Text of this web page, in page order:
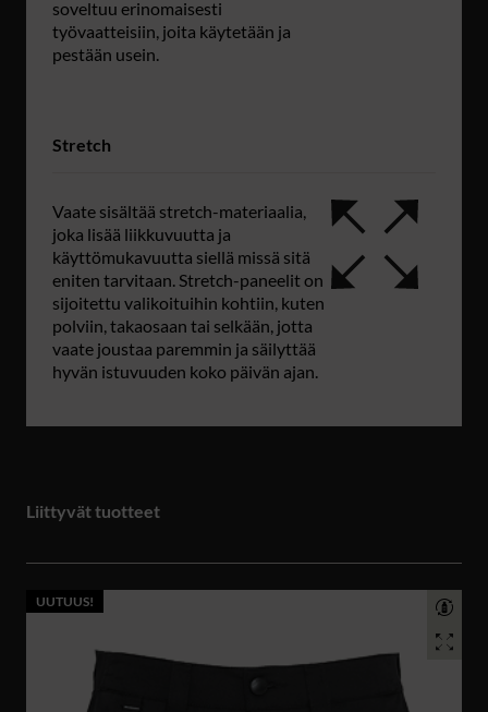
soveltuu erinomaisesti
työvaatteisiin, joita käytetään ja
pestään usein.
Stretch
Vaate sisältää stretch-materiaalia,
joka lisää liikkuvuutta ja
käyttömukavuutta siellä missä sitä
eniten tarvitaan. Stretch-paneelit on
sijoitettu valikoituihin kohtiin, kuten
polviin, takaosaan tai selkään, jotta
vaate joustaa paremmin ja säilyttää
hyvän istuvuuden koko päivän ajan.
Liittyvät tuotteet
UUTUUS!